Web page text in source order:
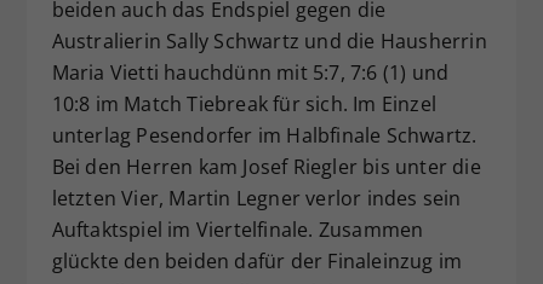
beiden auch das Endspiel gegen die
Australierin Sally Schwartz und die Hausherrin
Maria Vietti hauchdünn mit 5:7, 7:6 (1) und
10:8 im Match Tiebreak für sich. Im Einzel
unterlag Pesendorfer im Halbfinale Schwartz.
Bei den Herren kam Josef Riegler bis unter die
letzten Vier, Martin Legner verlor indes sein
Auftaktspiel im Viertelfinale. Zusammen
glückte den beiden dafür der Finaleinzug im